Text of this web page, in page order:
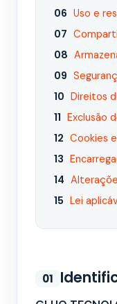
Uso e
Direitos
Exclusão
Cookies
Lei
01